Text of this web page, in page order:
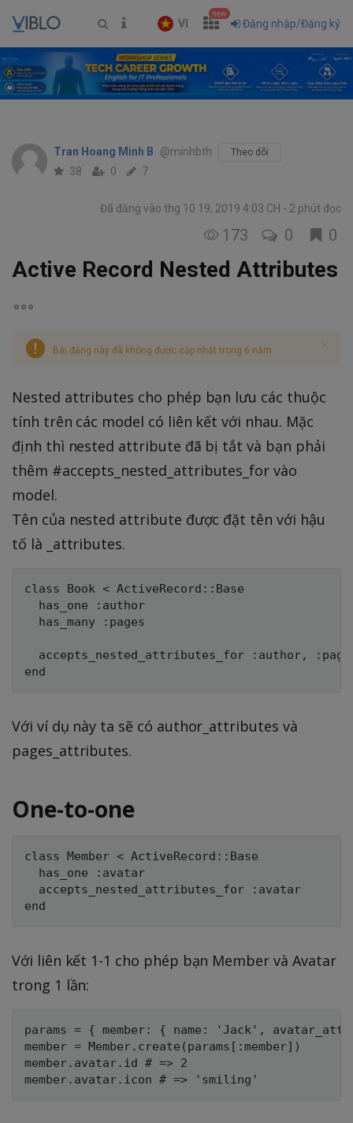
VI
new
Đăng nhập/Đăng ký
Tran Hoang Minh B @minhbth Theo dõi
38 0 7
Đã đăng vào thg 10 19, 2019 4:03 CH 2 phút đọc
173 0 0
Active Record Nested Attributes
Bài đăng này đã không được cập nhật trong 6 năm
Nested attributes cho phép bạn lưu các thuộc
tính trên các model có liên kết với nhau. Mặc
định thì nested attribute đã bị tắt và bạn phải
thêm #accepts_nested_attributes_for vào
model.
Tên của nested attribute được đặt tên với hậu
tố là _attributes.
class Book < ActiveRecord::Base
  has_one :author
  has_many :pages
accepts_nested_attributes_for :author,
Với ví dụ này ta sẽ có author_attributes và
pages_attributes.
One-to-one
class Member < ActiveRecord::Base
  has_one :avatar
  accepts_nested_attributes_for :avatar
Với liên kết 1-1 cho phép bạn Member và Avatar
trong 1 lần:
params = { member: { name: 'Jack',
member = Member.create(params[:member])
member.avatar.id # => 2